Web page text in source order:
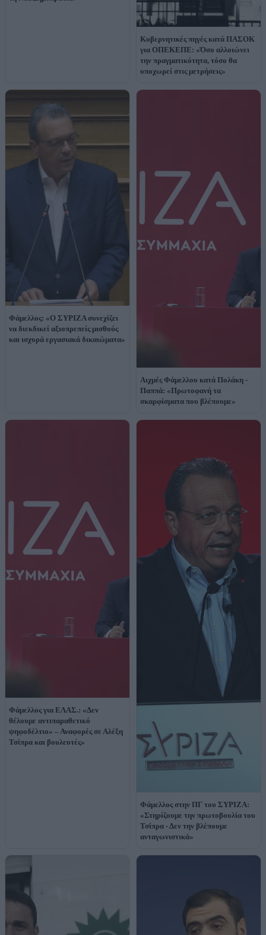
Κυβερνητικές πηγές κατά ΠΑΣΟΚ
για ΟΠΕΚΕΠΕ: «Όσο αλλοιώνει
την πραγματικότητα, τόσο θα
υποχωρεί στις μετρήσεις»
Φάμελλος: «Ο ΣΥΡΙΖΑ συνεχίζει
να διεκδικεί αξιοπρεπείς μισθούς
και ισχυρά εργασιακά δικαιώματα»
Αιχμές Φάμελλου κατά Πολάκη -
Παππά: «Πρωτοφανή τα
σκαρφίσματα που βλέπουμε»
Φάμελλος για ΕΛΑΣ.: «Δεν
θέλουμε αντιπαραθετικό
ψηφοδέλτιο» – Αναφορές σε Αλέξη
Τσίπρα και βουλευτές»
Φάμελλος στην ΠΓ του ΣΥΡΙΖΑ:
«Στηρίζουμε την πρωτοβουλία του
Τσίπρα - Δεν την βλέπουμε
ανταγωνιστικά»